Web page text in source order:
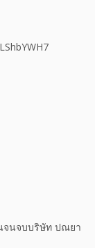
จนจบบริษัท ปณยา